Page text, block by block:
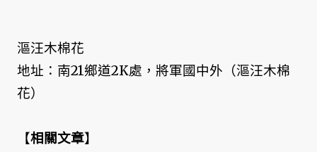
漚汪木棉花
地址：南21鄉道2K處，將軍國中外（漚汪木棉
花）
【相關文章】